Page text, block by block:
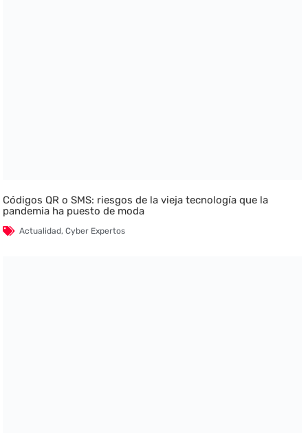
Códigos QR o SMS: riesgos de la vieja tecnología que la
pandemia ha puesto de moda
Actualidad,Cyber Expertos